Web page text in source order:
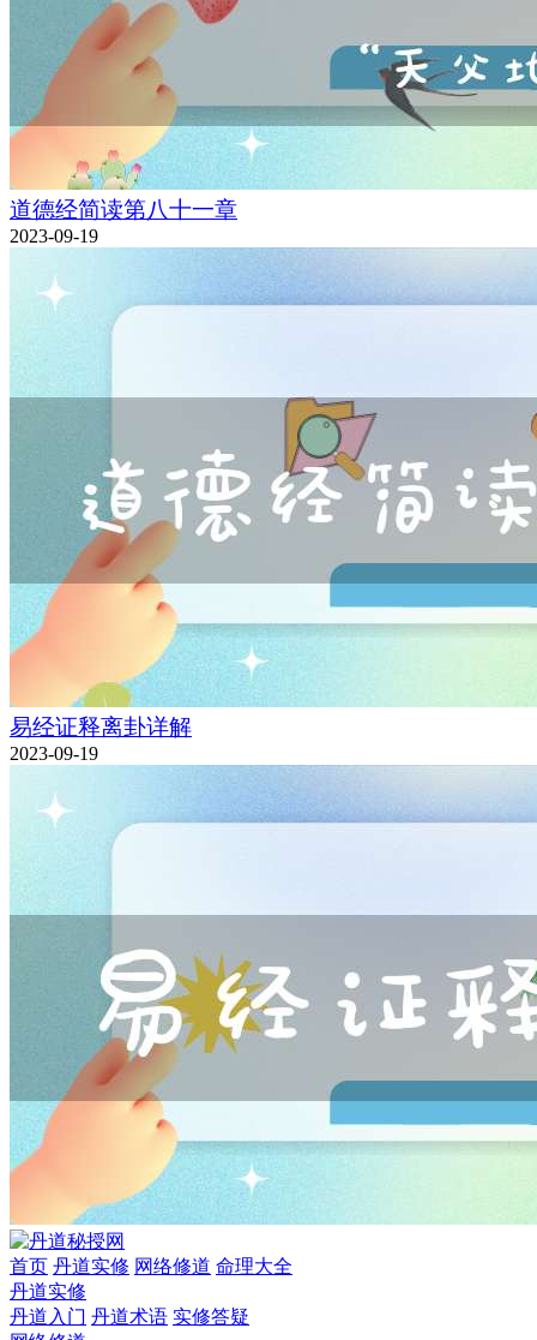
道德经简读第八十一章
2023-09-19
易经证释离卦详解
2023-09-19
首页 丹道实修 网络修道 命理大全
丹道实修
丹道入门 丹道术语 实修答疑